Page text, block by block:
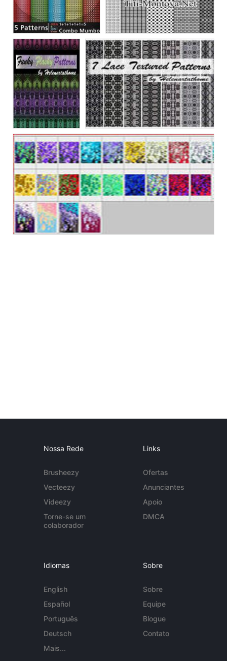
Nossa Rede
Brusheezy
Vecteezy
Videezy
Torne-se um
colaborador
Links
Ofertas
Anunciantes
Apoio
DMCA
Idiomas
English
Español
Português
Deutsch
Mais...
Sobre
Sobre
Equipe
Blogue
Contato